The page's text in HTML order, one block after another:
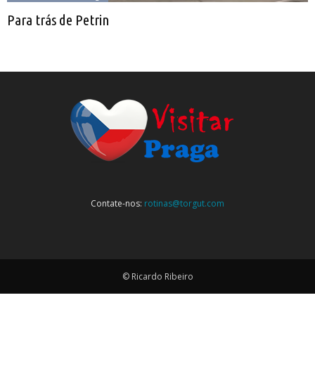
Para trás de Petrin
Contate-nos: rotinas@torgut.com
© Ricardo Ribeiro